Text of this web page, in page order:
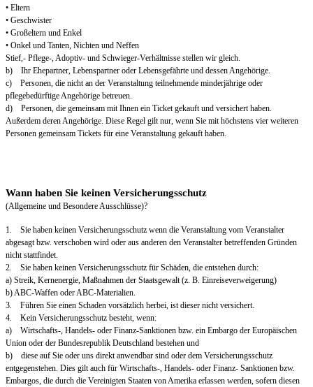
• Eltern
• Geschwister
• Großeltern und Enkel
• Onkel und Tanten, Nichten und Neffen
Stief,- Pflege-, Adoptiv- und Schwieger-Verhältnisse stellen wir gleich.
b) Ihr Ehepartner, Lebenspartner oder Lebensgefährte und dessen Angehörige.
c) Personen, die nicht an der Veranstaltung teilnehmende minderjährige oder
pflegebedürftige Angehörige betreuen.
d) Personen, die gemeinsam mit Ihnen ein Ticket gekauft und versichert haben.
Außerdem deren Angehörige. Diese Regel gilt nur, wenn Sie mit höchstens vier weiteren
Personen gemeinsam Tickets für eine Veranstaltung gekauft haben.
Wann haben Sie keinen Versicherungsschutz
(Allgemeine und Besondere Ausschlüsse)?
1. Sie haben keinen Versicherungsschutz wenn die Veranstaltung vom Veranstalter
abgesagt bzw. verschoben wird oder aus anderen den Veranstalter betreffenden Gründen
nicht stattfindet.
2. Sie haben keinen Versicherungsschutz für Schäden, die entstehen durch:
a) Streik, Kernenergie, Maßnahmen der Staatsgewalt (z. B. Einreiseverweigerung)
b) ABC-Waffen oder ABC-Materialien.
3. Führen Sie einen Schaden vorsätzlich herbei, ist dieser nicht versichert.
4. Kein Versicherungsschutz besteht, wenn:
a) Wirtschafts-, Handels- oder Finanz-Sanktionen bzw. ein Embargo der Europäischen
Union oder der Bundesrepublik Deutschland bestehen und
b) diese auf Sie oder uns direkt anwendbar sind oder dem Versicherungsschutz
entgegenstehen. Dies gilt auch für Wirtschafts-, Handels- oder Finanz- Sanktionen bzw.
Embargos, die durch die Vereinigten Staaten von Amerika erlassen werden, sofern diesen